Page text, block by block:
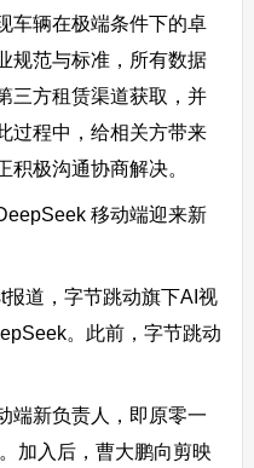
车辆在极端条件下的卓
规范与标准，所有数据
三方租赁渠道获取，并
过程中，给相关方带来
积极沟通协商解决。
移动端迎来新
道，字节跳动旗下AI视
。此前，字节跳动
端新负责人，即原零一
加入后，曹大鹏向剪映